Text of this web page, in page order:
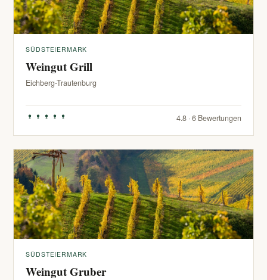
SÜDSTEIERMARK
Weingut Grill
Eichberg-Trautenburg
4.8 · 6 Bewertungen
SÜDSTEIERMARK
Weingut Gruber